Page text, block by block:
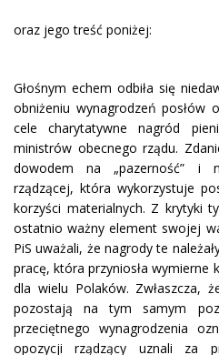
oraz jego treść poniżej:
Głośnym echem odbiła się
obniżeniu wynagrodzeń posłów
cele charytatywne nagród
ministrów obecnego rządu.
dowodem na „pazerność” i
rządzącej, która wykorzystuje
korzyści materialnych. Z krytyki
ostatnio ważny element swojej
PiS uważali, że nagrody te
pracę, która przyniosła wymierne
dla wielu Polaków. Zwłaszcza,
pozostają na tym samym
przeciętnego wynagrodzenia
opozycji rządzący uznali za